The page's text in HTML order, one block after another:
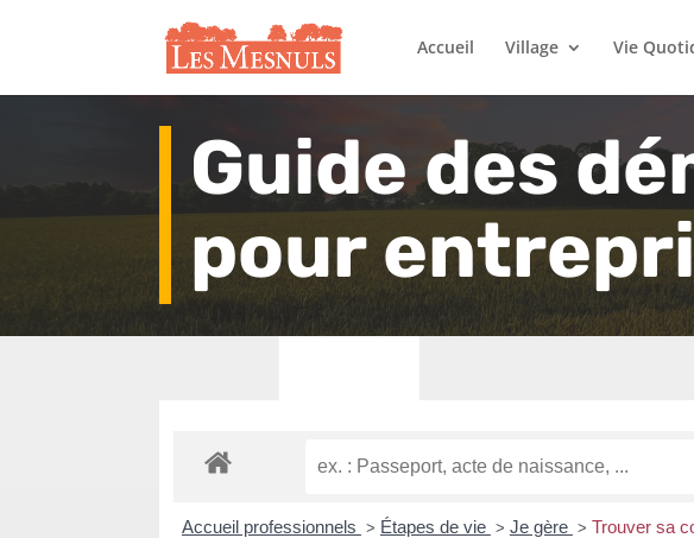
Accueil Village Vie
Guide des
pour
Accueil professionnels > Étapes de vie > Je gère > Trouver sa